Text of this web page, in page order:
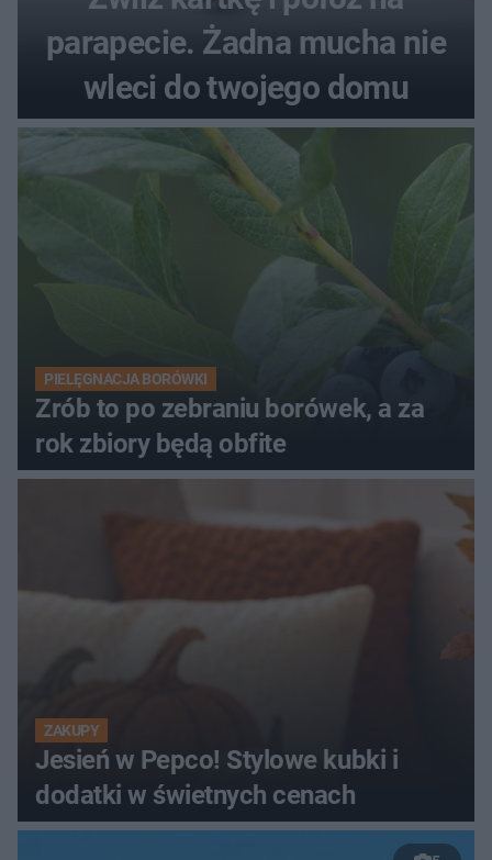
parapecie. Żadna mucha nie
wleci do twojego domu
PIELĘGNACJA BORÓWKI
Zrób to po zebraniu borówek, a za
rok zbiory będą obfite
ZAKUPY
Jesień w Pepco! Stylowe kubki i
dodatki w świetnych cenach